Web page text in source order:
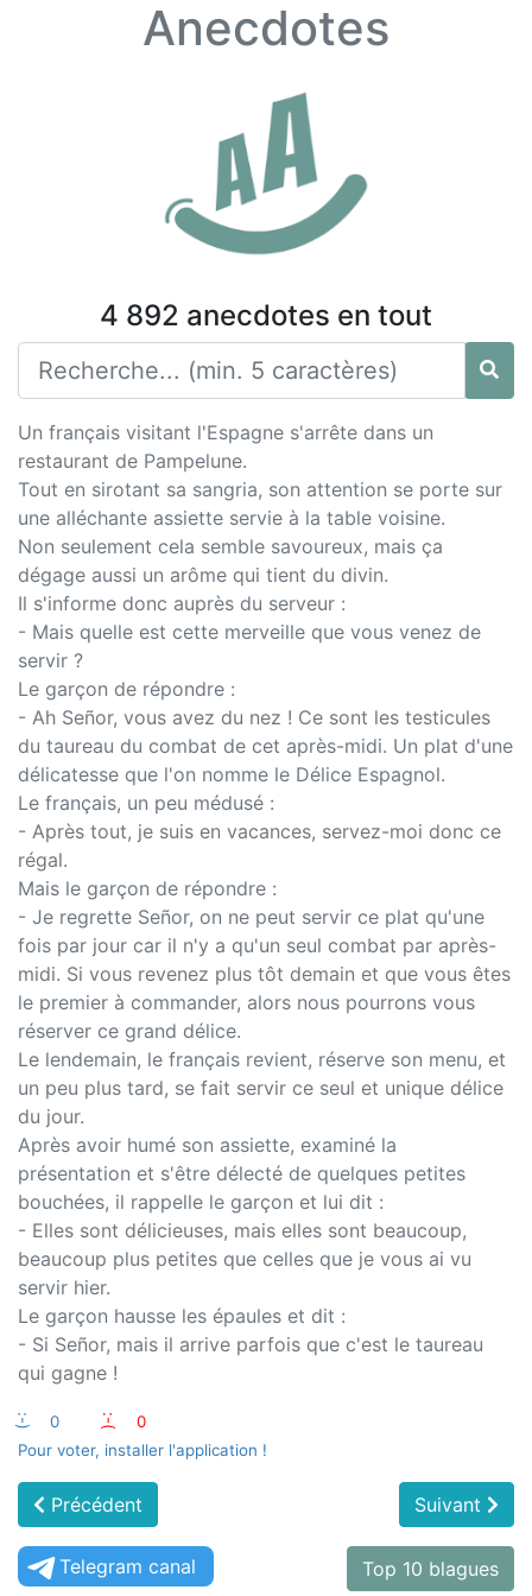
Anecdotes
4 892 anecdotes en tout
Un français visitant l'Espagne s'arrête dans un
restaurant de Pampelune.
Tout en sirotant sa sangria, son attention se porte sur
une alléchante assiette servie à la table voisine.
Non seulement cela semble savoureux, mais ça
dégage aussi un arôme qui tient du divin.
Il s'informe donc auprès du serveur :
- Mais quelle est cette merveille que vous venez de
servir ?
Le garçon de répondre :
- Ah Señor, vous avez du nez ! Ce sont les testicules
du taureau du combat de cet après-midi. Un plat d'une
délicatesse que l'on nomme le Délice Espagnol.
Le français, un peu médusé :
- Après tout, je suis en vacances, servez-moi donc ce
régal.
Mais le garçon de répondre :
- Je regrette Señor, on ne peut servir ce plat qu'une
fois par jour car il n'y a qu'un seul combat par après-
midi. Si vous revenez plus tôt demain et que vous êtes
le premier à commander, alors nous pourrons vous
réserver ce grand délice.
Le lendemain, le français revient, réserve son menu, et
un peu plus tard, se fait servir ce seul et unique délice
du jour.
Après avoir humé son assiette, examiné la
présentation et s'être délecté de quelques petites
bouchées, il rappelle le garçon et lui dit :
- Elles sont délicieuses, mais elles sont beaucoup,
beaucoup plus petites que celles que je vous ai vu
servir hier.
Le garçon hausse les épaules et dit :
- Si Señor, mais il arrive parfois que c'est le taureau
qui gagne !
:-) 0 :-(
0
Pour voter, installer l'application !
Précédent Suivant
Telegram canal Top 10 blagues